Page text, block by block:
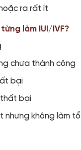
ra rất ít
làm IUI/IVF?
chưa thành công
bại
thất bại
nhưng không làm tổ